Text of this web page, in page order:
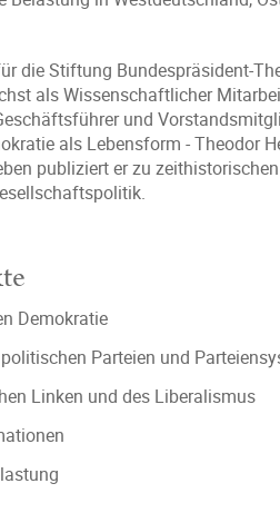
die Stiftung Bundespräsident-
als Wissenschaftlicher
und
als Lebensform - Theodor
publiziert er zu
Demokratie
Parteien und
Linken und des Liberalismus